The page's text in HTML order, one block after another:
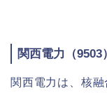
関西電力（9503）
関西電力は、核